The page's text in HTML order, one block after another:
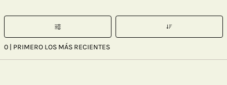
0 | PRIMERO LOS MÁS RECIENTES